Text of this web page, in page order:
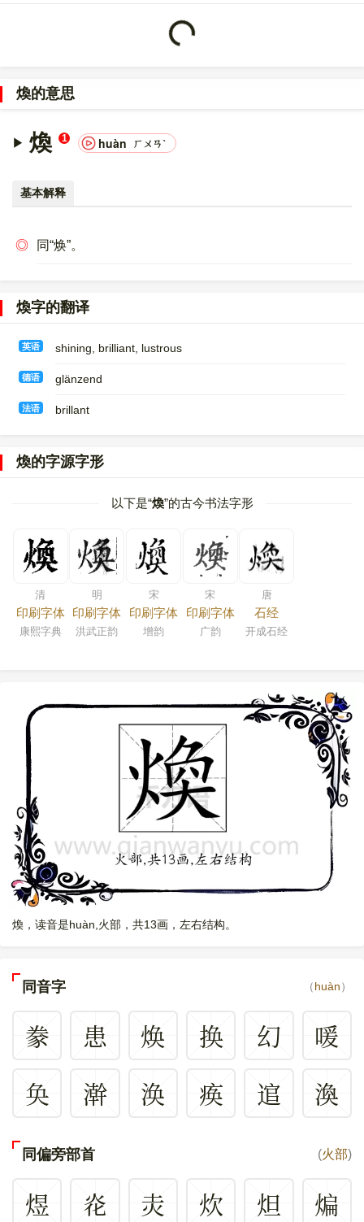
奐;渙;烉;焕;?。
Loading...
煥的意思
煥 1 huàn ㄏㄨㄢˋ
基本解释
◎ 同“焕”。
煥字的翻译
英语 shining, brilliant, lustrous
德语 glänzend
法语 brillant
煥的字源字形
以下是“煥”的古今书法字形
清
印刷字体
康熙字典
明
印刷字体
洪武正韵
宋
印刷字体
增韵
宋
印刷字体
广韵
唐
石经
开成石经
煥，读音是huàn,火部，共13画，左右结构。
同音字 （huàn）
豢 患 焕 换 幻
喛
奂
澣 涣 痪 逭 渙
同偏旁部首 (火部)
煜 炛 灻 炊 炟
煸